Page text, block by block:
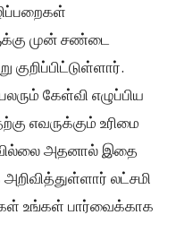
முன் சண்டை
கேள்வி எழுப்பிய
எவருக்கும் உரிமை
அதனால் இதை
லட்சமி
உங்கள் பார்வைக்காக